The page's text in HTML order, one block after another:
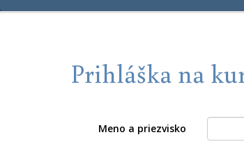
Prihláška na
Meno a priezvisko